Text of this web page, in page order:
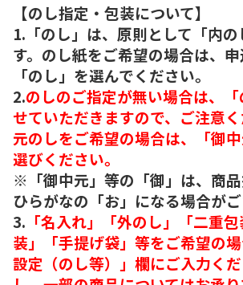
【のし指定・包装について】
1.「のし」は、原則として「内の
す。のし紙をご希望の場合は、
「のし」を選んでください。
2.のしのご指定が無い場合は、
せていただきますので、ご注意
元のしをご希望の場合は、「御
選びください。
※「御中元」等の「御」は、商
ひらがなの「お」になる場合がご
3. 「名入れ」「外のし」「二重
装」「手提げ袋」等をご希望の
設定（のし等）」欄にご入力く